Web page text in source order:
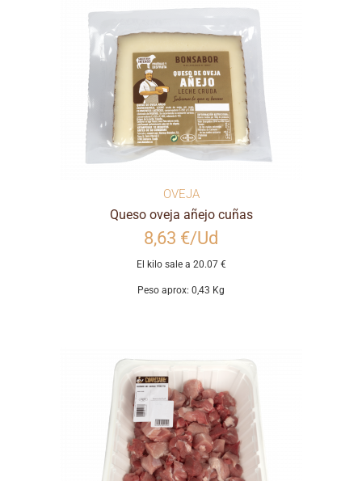
OVEJA
Queso oveja añejo cuñas
8,63 €/Ud
El kilo sale a 20.07 €
Peso aprox: 0,43 Kg